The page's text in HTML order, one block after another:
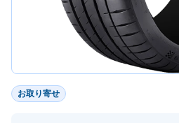
お取り寄せ